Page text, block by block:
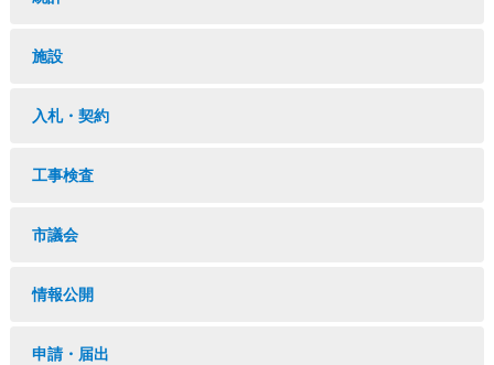
施設
入札・契約
工事検査
市議会
情報公開
申請・届出